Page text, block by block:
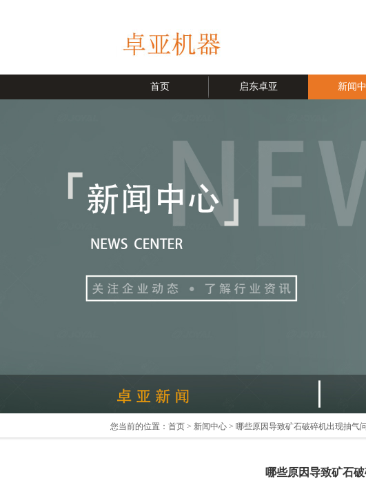
首页 启东卓亚 新闻
您当前的位置： 首页 > 新闻中心 > 哪些原因导致矿石破碎机出现抽气
哪些原因导致矿石